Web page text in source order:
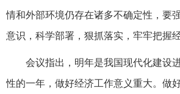
情和外部环境仍存在诸多不确定性，要
意识，科学部署，狠抓落实，牢牢把握
会议指出，明年是我国现代化建设
性的一年，做好经济工作意义重大。做